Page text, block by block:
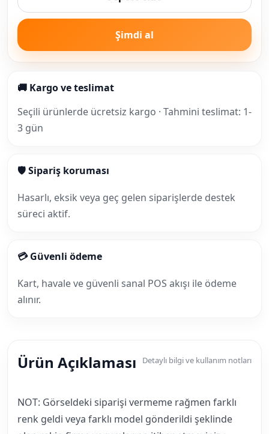
Şimdi al
🚚 Kargo ve teslimat
Seçili ürünlerde ücretsiz kargo · Tahmini teslimat: 1-
3 gün
🛡 Sipariş koruması
Hasarlı, eksik veya geç gelen siparişlerde destek
süreci aktif.
💳 Güvenli ödeme
Kart, havale ve güvenli sanal POS akışı ile ödeme
alınır.
Ürün Açıklaması Detaylı bilgi ve kullanım notları
NOT: Görseldeki siparişi vermeme rağmen farklı
renk geldi veya farklı model gönderildi şeklinde